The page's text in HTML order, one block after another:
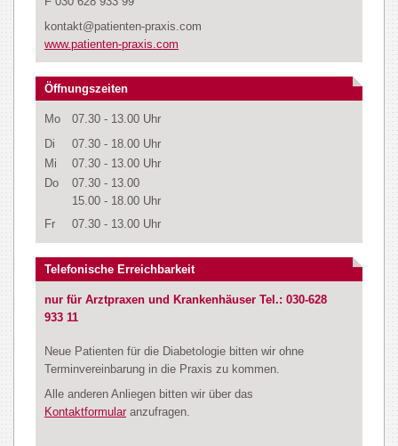
kontakt@patienten-praxis.com
www.patienten-praxis.com
Öffnungszeiten
Mo
Di
07.30 - 13.00 Uhr
07.30 - 18.00 Uhr
Mi
07.30 - 13.00 Uhr
Do
07.30 - 13.00
15.00 - 18.00 Uhr
Fr
07.30 - 13.00 Uhr
Telefonische Erreichbarkeit
nur für Arztpraxen und Krankenhäuser Tel.: 030-628
933 11
Neue Patienten für die Diabetologie bitten wir ohne
Terminvereinbarung in die Praxis zu kommen.
Alle anderen Anliegen bitten wir über das
Kontaktformular anzufragen.